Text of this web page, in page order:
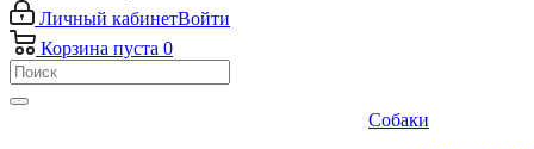
Личный кабинетВойти
Корзина пуста 0
Собаки